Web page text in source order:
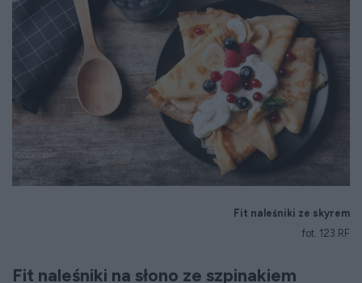
Fit naleśniki ze skyrem
fot. 123 RF
Fit naleśniki na słono ze szpinakiem